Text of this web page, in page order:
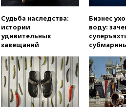
Судьба наследства:
истории
удивительных
завещаний
Бизнес
воду: